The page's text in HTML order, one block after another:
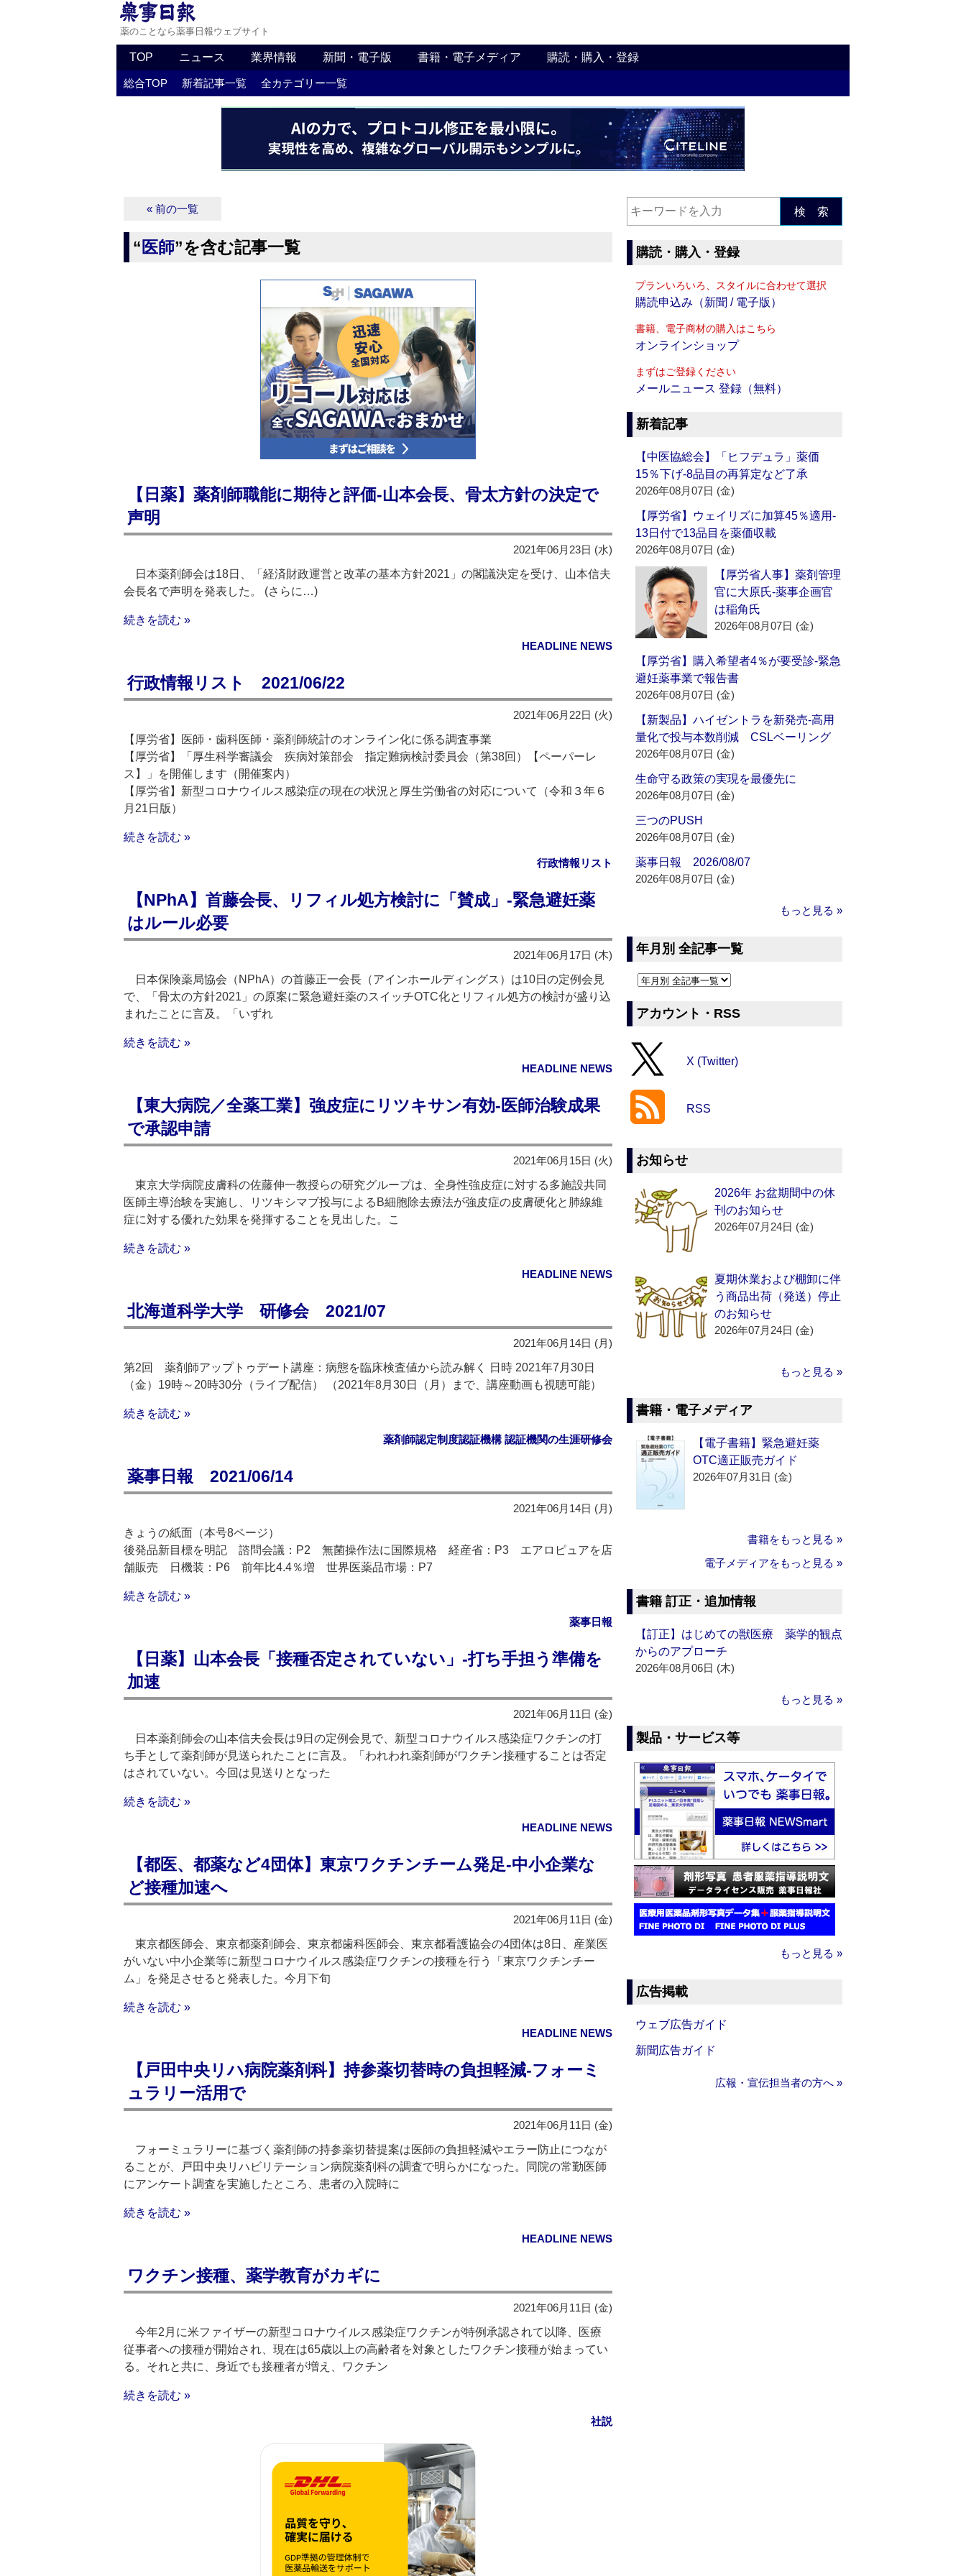
薬のことなら薬事日報ウェブサイト
TOP ニュース 業界情報 新聞・電子版 書籍・電子メディア 購読・購入・登録
総合TOP 新着記事一覧 全カテゴリー一覧
« 前の一覧
“ 医師”を含む記事一覧
【日薬】薬剤師職能に期待と評価‐山本会長、骨太方針の決定で
声明
2021年06月23日 (水)
日本薬剤師会は18日、「経済財政運営と改革の基本方針2021」の閣議決定を受け、山本信夫
会長名で声明を発表した。 (さらに…)
続きを読む »
HEADLINE NEWS
行政情報リスト 2021/06/22
2021年06月22日 (火)
【厚労省】医師・歯科医師・薬剤師統計のオンライン化に係る調査事業
【厚労省】「厚生科学審議会 疾病対策部会 指定難病検討委員会（第38回）【ペーパーレ
ス】」を開催します（開催案内）
【厚労省】新型コロナウイルス感染症の現在の状況と厚生労働省の対応について（令和３年６
月21日版）
続きを読む »
行政情報リスト
【NPhA】首藤会長、リフィル処方検討に「賛成」‐緊急避妊薬
はルール必要
2021年06月17日 (木)
日本保険薬局協会（NPhA）の首藤正一会長（アインホールディングス）は10日の定例会見
で、「骨太の方針2021」の原案に緊急避妊薬のスイッチOTC化とリフィル処方の検討が盛り込
まれたことに言及。「いずれ
続きを読む »
HEADLINE NEWS
【東大病院／全薬工業】強皮症にリツキサン有効‐医師治験成果
で承認申請
2021年06月15日 (火)
東京大学病院皮膚科の佐藤伸一教授らの研究グループは、全身性強皮症に対する多施設共同
医師主導治験を実施し、リツキシマブ投与によるB細胞除去療法が強皮症の皮膚硬化と肺線維
症に対する優れた効果を発揮することを見出した。こ
続きを読む »
HEADLINE NEWS
北海道科学大学 研修会 2021/07
2021年06月14日 (月)
第2回 薬剤師アップトゥデート講座：病態を臨床検査値から読み解く 日時 2021年7月30日
（金）19時～20時30分（ライブ配信） （2021年8月30日（月）まで、講座動画も視聴可能）
続きを読む »
薬剤師認定制度認証機構 認証機関の生涯研修会
薬事日報 2021/06/14
2021年06月14日 (月)
きょうの紙面（本号8ページ）
後発品新目標を明記 諮問会議：P2 無菌操作法に国際規格 経産省：P3 エアロピュアを店
舗販売 日機装：P6 前年比4.4％増 世界医薬品市場：P7
続きを読む »
薬事日報
【日薬】山本会長「接種否定されていない」‐打ち手担う準備を
加速
2021年06月11日 (金)
日本薬剤師会の山本信夫会長は9日の定例会見で、新型コロナウイルス感染症ワクチンの打
ち手として薬剤師が見送られたことに言及。「われわれ薬剤師がワクチン接種することは否定
はされていない。今回は見送りとなった
続きを読む »
HEADLINE NEWS
【都医、都薬など4団体】東京ワクチンチーム発足‐中小企業な
ど接種加速へ
2021年06月11日 (金)
東京都医師会、東京都薬剤師会、東京都歯科医師会、東京都看護協会の4団体は8日、産業医
がいない中小企業等に新型コロナウイルス感染症ワクチンの接種を行う「東京ワクチンチー
ム」を発足させると発表した。今月下旬
続きを読む »
HEADLINE NEWS
【戸田中央リハ病院薬剤科】持参薬切替時の負担軽減‐フォーミ
ュラリー活用で
2021年06月11日 (金)
フォーミュラリーに基づく薬剤師の持参薬切替提案は医師の負担軽減やエラー防止につなが
ることが、戸田中央リハビリテーション病院薬剤科の調査で明らかになった。同院の常勤医師
にアンケート調査を実施したところ、患者の入院時に
続きを読む »
HEADLINE NEWS
ワクチン接種、薬学教育がカギに
2021年06月11日 (金)
今年2月に米ファイザーの新型コロナウイルス感染症ワクチンが特例承認されて以降、医療
従事者への接種が開始され、現在は65歳以上の高齢者を対象としたワクチン接種が始まってい
る。それと共に、身近でも接種者が増え、ワクチン
続きを読む »
社説
検 索
購読・購入・登録
プランいろいろ、スタイルに合わせて選択
購読申込み（新聞 / 電子版）
書籍、電子商材の購入はこちら
オンラインショップ
まずはご登録ください
メールニュース 登録（無料）
新着記事
【中医協総会】「ヒフデュラ」薬価
15％下げ‐8品目の再算定など了承
2026年08月07日 (金)
【厚労省】ウェイリズに加算45％適用‐
13日付で13品目を薬価収載
2026年08月07日 (金)
【厚労省人事】薬剤管理
官に大原氏‐薬事企画官
は稲角氏
2026年08月07日 (金)
【厚労省】購入希望者4％が要受診‐緊急
避妊薬事業で報告書
2026年08月07日 (金)
【新製品】ハイゼントラを新発売‐高用
量化で投与本数削減 CSLベーリング
2026年08月07日 (金)
生命守る政策の実現を最優先に
2026年08月07日 (金)
三つのPUSH
2026年08月07日 (金)
薬事日報 2026/08/07
2026年08月07日 (金)
もっと見る »
年月別 全記事一覧
アカウント・RSS
X (Twitter)
RSS
お知らせ
2026年 お盆期間中の休
刊のお知らせ
2026年07月24日 (金)
夏期休業および棚卸に伴
う商品出荷（発送）停止
のお知らせ
2026年07月24日 (金)
もっと見る »
書籍・電子メディア
【電子書籍】緊急避妊薬
OTC適正販売ガイド
2026年07月31日 (金)
書籍をもっと見る »
電子メディアをもっと見る »
書籍 訂正・追加情報
【訂正】はじめての獣医療 薬学的観点
からのアプローチ
2026年08月06日 (木)
もっと見る »
製品・サービス等
もっと見る »
広告掲載
ウェブ広告ガイド
新聞広告ガイド
広報・宣伝担当者の方へ »